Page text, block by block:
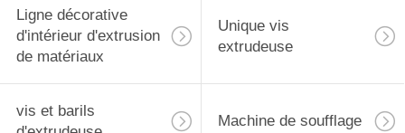
Ligne décorative
d'intérieur d'extrusion
de matériaux
Unique vis
extrudeuse
vis et barils
Machine de soufflage